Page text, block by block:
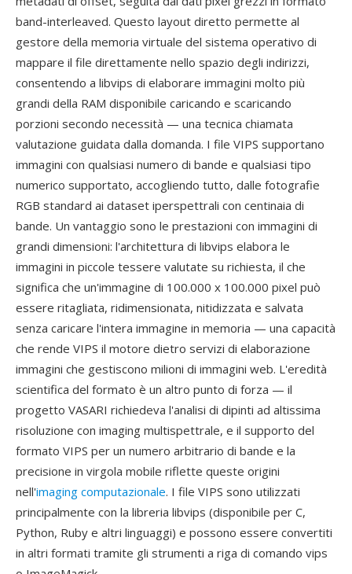
band-interleaved. Questo layout diretto permette al
gestore della memoria virtuale del sistema operativo di
mappare il file direttamente nello spazio degli indirizzi,
consentendo a libvips di elaborare immagini molto più
grandi della RAM disponibile caricando e scaricando
porzioni secondo necessità — una tecnica chiamata
valutazione guidata dalla domanda. I file VIPS supportano
immagini con qualsiasi numero di bande e qualsiasi tipo
numerico supportato, accogliendo tutto, dalle fotografie
RGB standard ai dataset iperspettrali con centinaia di
bande. Un vantaggio sono le prestazioni con immagini di
grandi dimensioni: l'architettura di libvips elabora le
immagini in piccole tessere valutate su richiesta, il che
significa che un'immagine di 100.000 x 100.000 pixel può
essere ritagliata, ridimensionata, nitidizzata e salvata
senza caricare l'intera immagine in memoria — una capacità
che rende VIPS il motore dietro servizi di elaborazione
immagini che gestiscono milioni di immagini web. L'eredità
scientifica del formato è un altro punto di forza — il
progetto VASARI richiedeva l'analisi di dipinti ad altissima
risoluzione con imaging multispettrale, e il supporto del
formato VIPS per un numero arbitrario di bande e la
precisione in virgola mobile riflette queste origini
nell'imaging computazionale. I file VIPS sono utilizzati
principalmente con la libreria libvips (disponibile per C,
Python, Ruby e altri linguaggi) e possono essere convertiti
in altri formati tramite gli strumenti a riga di comando vips